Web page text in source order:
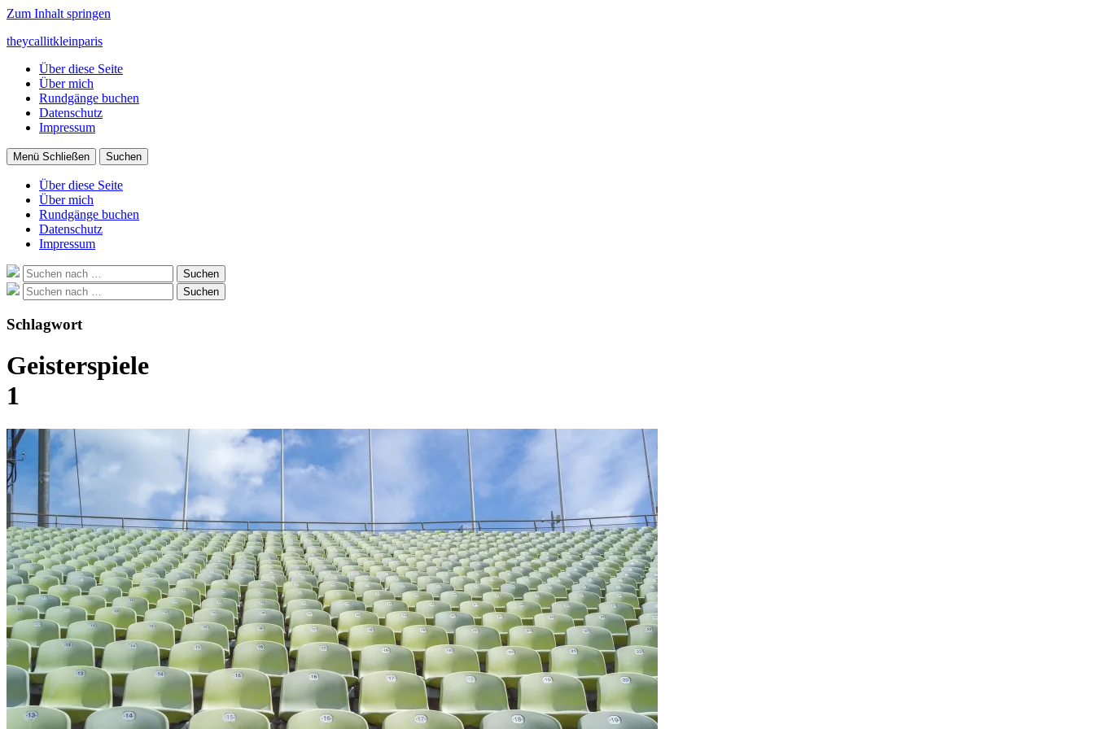
Zum Inhalt springen
theycallitkleinparis
Über diese Seite
Über mich
Rundgänge buchen
Datenschutz
Impressum
Menü Schließen Suchen
Über diese Seite
Über mich
Rundgänge buchen
Datenschutz
Impressum
Suche
nach:
Suchen
Suche
nach:
Suchen
Schlagwort
Geisterspiele
1